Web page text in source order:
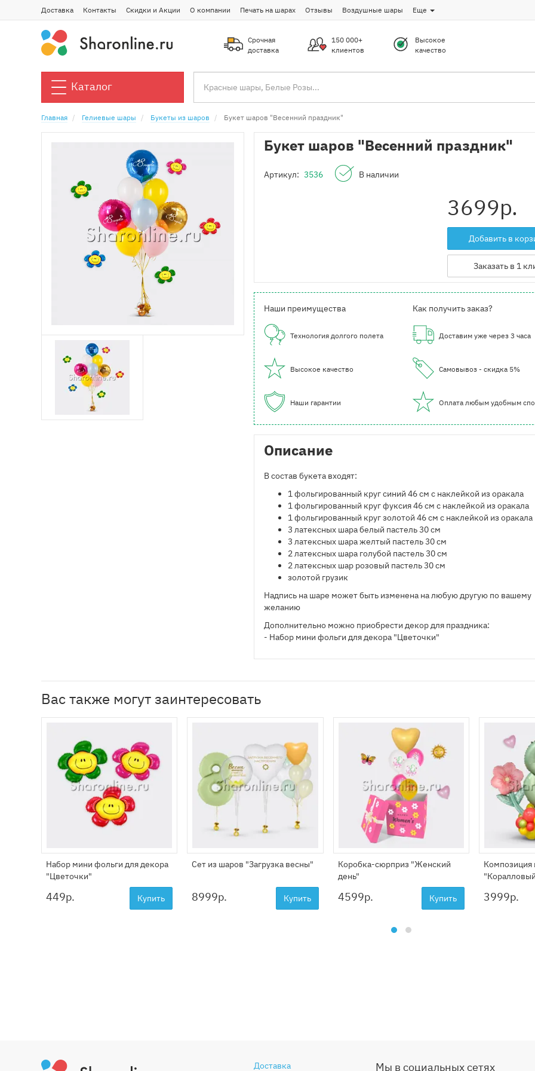
Доставка Контакты Скидки и Акции О компании Печать на шарах Отзывы Воздушные шары Еще
Срочная
доставка
150 000+
клиентов
Высокое
качество
Каталог
Главная Гелиевые шары Букеты из шаров Букет шаров "Весенний праздник"
Букет шаров "Весенний праздник"
Артикул: 3536 В наличии
3699р.
Добавить в
Заказать в 1
Наши преимущества
Технология долгого полета
Высокое качество
Наши гарантии
Как получить заказ?
Доставим уже через 3 часа
Самовывоз - скидка 5%
Оплата любым удобным
Описание
В состав букета входят:
1 фольгированный круг синий 46 см​ с наклейкой из оракала
1 фольгированный круг фуксия 46 см с наклейкой из оракала
1 фольгированный круг золотой 46 см с наклейкой из оракала
3 латексных шара белый пастель 30 см
3 латексных шара желтый пастель 30 см
2 латексных шара голубой пастель 30 см
2 латексных шар розовый пастель 30 см
золотой грузик
Надпись на шаре может быть изменена на любую другую по вашему
желанию
Дополнительно можно приобрести декор для праздника:
- Набор мини фольги для декора "Цветочки"
Вас также могут заинтересовать
Набор мини фольги для декора
"Цветочки"
449р. Купить
Сет из шаров "Загрузка весны"
8999р. Купить
Коробка-сюрприз "Женский
день"
4599р. Купить
Композиция
3999р.
Доставка Мы в социальных сетях